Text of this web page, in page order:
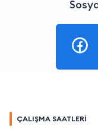
ÇALIŞMA SAATLERİ